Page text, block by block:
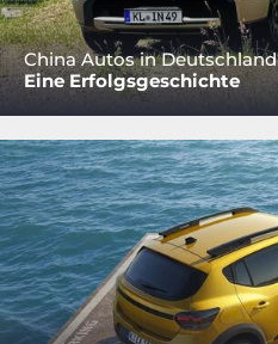
China Autos in Deutschland
Eine Erfolgsgeschichte